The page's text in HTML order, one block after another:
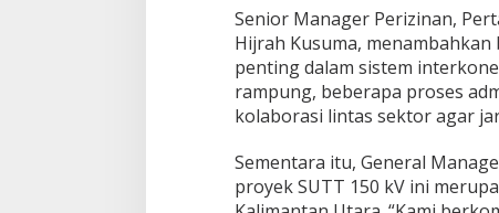
Senior Manager Perizinan,
Hijrah Kusuma,
penting dalam sistem
rampung, beberapa proses
kolaborasi lintas sektor agar
Sementara itu, General
proyek SUTT 150 kV ini